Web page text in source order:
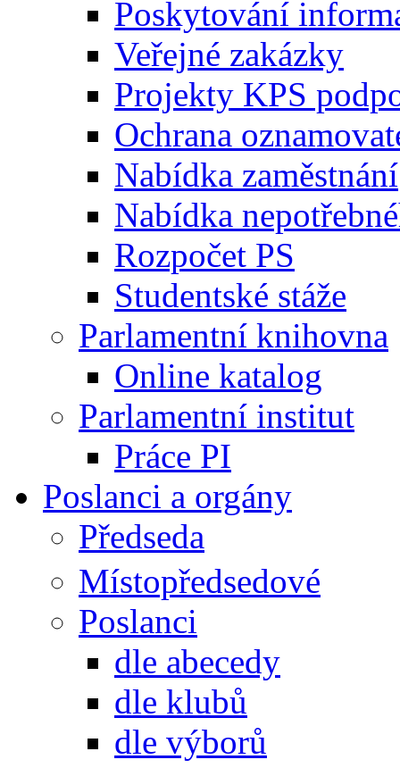
Poskytování
Veřejné zakázky
Projekty KPS
Ochrana
Nabídka zaměstnání
Nabídka
Rozpočet PS
Studentské stáže
Parlamentní knihovna
Online katalog
Parlamentní institut
Práce PI
Poslanci a orgány
Předseda
Místopředsedové
Poslanci
dle abecedy
dle klubů
dle výborů